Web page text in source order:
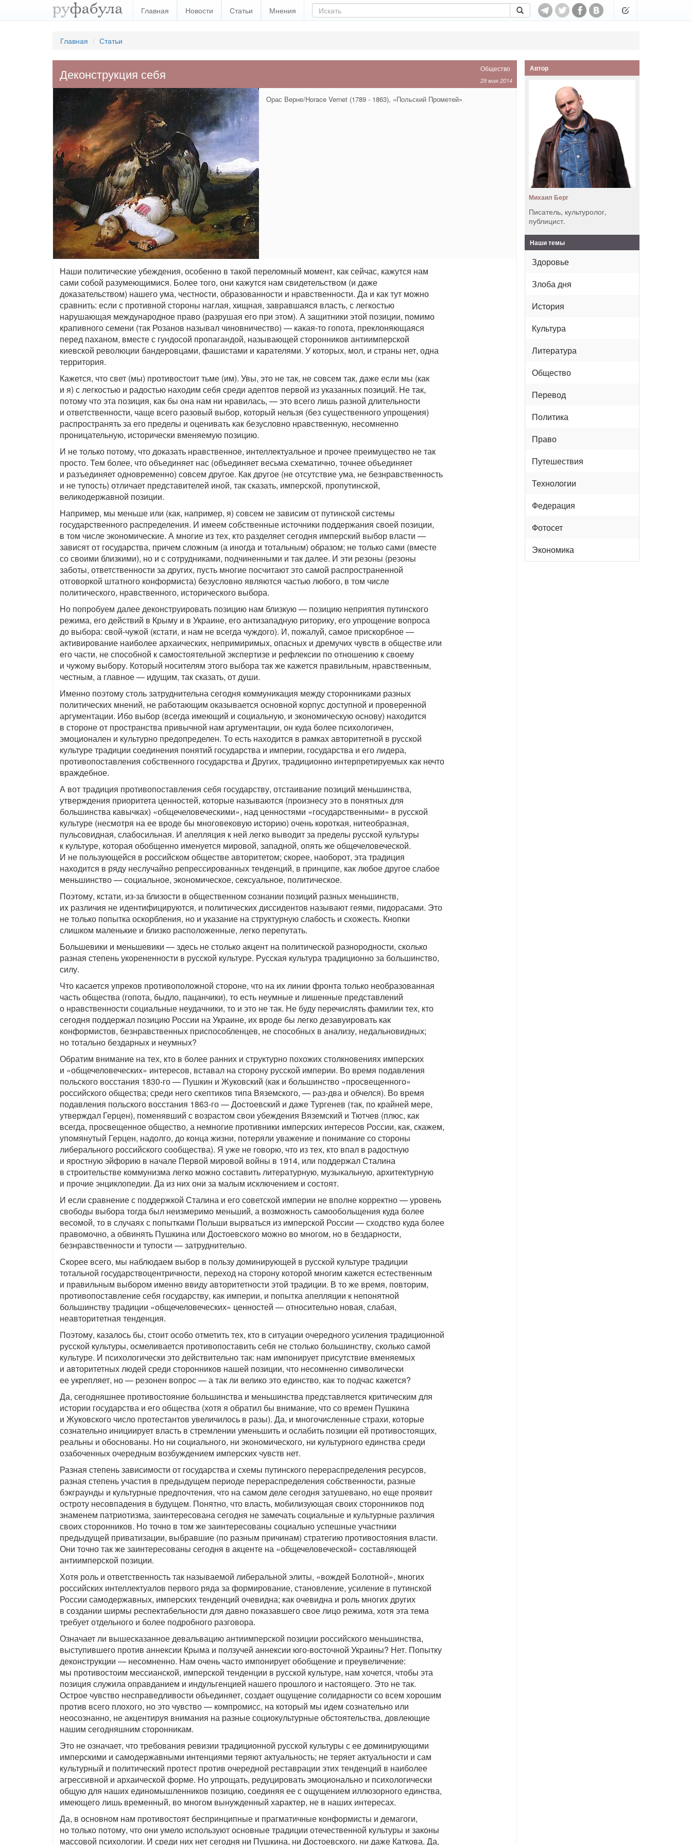
Главная Новости Статьи Мнения
Главная Статьи
Общество
29 мая 2014
Деконструкция себя
Орас Верне/Horace Vernet (1789 - 1863), «Польский Прометей»
Наши политические убеждения, особенно в такой переломный момент, как сейчас, кажутся нам
сами собой разумеющимися. Более того, они кажутся нам свидетельством (и даже
доказательством) нашего ума, честности, образованности и нравственности. Да и как тут можно
сравнить: если с противной стороны наглая, хищная, завравшаяся власть, с легкостью
нарушающая международное право (разрушая его при этом). А защитники этой позиции, помимо
крапивного семени (так Розанов называл чиновничество) — какая-то гопота, преклоняющаяся
перед паханом, вместе с гундосой пропагандой, называющей сторонников антиимперской
киевской революции бандеровцами, фашистами и карателями. У которых, мол, и страны нет, одна
территория.
Кажется, что свет (мы) противостоит тьме (им). Увы, это не так, не совсем так, даже если мы (как
и я) с легкостью и радостью находим себя среди адептов первой из указанных позиций. Не так,
потому что эта позиция, как бы она нам ни нравилась, — это всего лишь разной длительности
и ответственности, чаще всего разовый выбор, который нельзя (без существенного упрощения)
распространять за его пределы и оценивать как безусловно нравственную, несомненно
проницательную, исторически вменяемую позицию.
И не только потому, что доказать нравственное, интеллектуальное и прочее преимущество не так
просто. Тем более, что объединяет нас (объединяет весьма схематично, точнее объединяет
и разъединяет одновременно) совсем другое. Как другое (не отсутствие ума, не безнравственность
и не тупость) отличает представителей иной, так сказать, имперской, пропутинской,
великодержавной позиции.
Например, мы меньше или (как, например, я) совсем не зависим от путинской системы
государственного распределения. И имеем собственные источники поддержания своей позиции,
в том числе экономические. А многие из тех, кто разделяет сегодня имперский выбор власти —
зависят от государства, причем сложным (а иногда и тотальным) образом; не только сами (вместе
со своими близкими), но и с сотрудниками, подчиненными и так далее. И эти резоны (резоны
заботы, ответственности за других, пусть многие посчитают это самой распространенной
отговоркой штатного конформиста) безусловно являются частью любого, в том числе
политического, нравственного, исторического выбора.
Но попробуем далее деконструировать позицию нам близкую — позицию неприятия путинского
режима, его действий в Крыму и в Украине, его антизападную риторику, его упрощение вопроса
до выбора: свой-чужой (кстати, и нам не всегда чуждого). И, пожалуй, самое прискорбное —
активирование наиболее архаических, непримиримых, опасных и дремучих чувств в обществе или
его части, не способной к самостоятельной экспертизе и рефлексии по отношению к своему
и чужому выбору. Который носителям этого выбора так же кажется правильным, нравственным,
честным, а главное — идущим, так сказать, от души.
Именно поэтому столь затруднительна сегодня коммуникация между сторонниками разных
политических мнений, не работающим оказывается основной корпус доступной и проверенной
аргументации. Ибо выбор (всегда имеющий и социальную, и экономическую основу) находится
в стороне от пространства привычной нам аргументации, он куда более психологичен,
эмоционален и культурно предопределен. То есть находится в рамках авторитетной в русской
культуре традиции соединения понятий государства и империи, государства и его лидера,
противопоставления собственного государства и Других, традиционно интерпретируемых как нечто
враждебное.
А вот традиция противопоставления себя государству, отстаивание позиций меньшинства,
утверждения приоритета ценностей, которые называются (произнесу это в понятных для
большинства кавычках) «общечеловеческими», над ценностями «государственными» в русской
культуре (несмотря на ее вроде бы многовековую историю) очень короткая, нитеобразная,
пульсовидная, слабосильная. И апелляция к ней легко выводит за пределы русской культуры
к культуре, которая обобщенно именуется мировой, западной, опять же общечеловеческой.
И не пользующейся в российском обществе авторитетом; скорее, наоборот, эта традиция
находится в ряду неслучайно репрессированных тенденций, в принципе, как любое другое слабое
меньшинство — социальное, экономическое, сексуальное, политическое.
Поэтому, кстати, из-за близости в общественном сознании позиций разных меньшинств,
их различия не идентифицируются, и политических диссидентов называют геями, пидорасами. Это
не только попытка оскорбления, но и указание на структурную слабость и схожесть. Кнопки
слишком маленькие и близко расположенные, легко перепутать.
Большевики и меньшевики — здесь не столько акцент на политической разнородности, сколько
разная степень укорененности в русской культуре. Русская культура традиционно за большинство,
силу.
Что касается упреков противоположной стороне, что на их линии фронта только необразованная
часть общества (гопота, быдло, пацанчики), то есть неумные и лишенные представлений
о нравственности социальные неудачники, то и это не так. Не буду перечислять фамилии тех, кто
сегодня поддержал позицию России на Украине, их вроде бы легко дезавуировать как
конформистов, безнравственных приспособленцев, не способных в анализу, недальновидных;
но тотально бездарных и неумных?
Обратим внимание на тех, кто в более ранних и структурно похожих столкновениях имперских
и «общечеловеческих» интересов, вставал на сторону русской империи. Во время подавления
польского восстания 1830-го — Пушкин и Жуковский (как и большинство «просвещенного»
российского общества; среди него скептиков типа Вяземского, — раз-два и обчелся). Во время
подавления польского восстания 1863-го — Достоевский и даже Тургенев (так, по крайней мере,
утверждал Герцен), поменявший с возрастом свои убеждения Вяземский и Тютчев (плюс, как
всегда, просвещенное общество, а немногие противники имперских интересов России, как, скажем,
упомянутый Герцен, надолго, до конца жизни, потеряли уважение и понимание со стороны
либерального российского сообщества). Я уже не говорю, что из тех, кто впал в радостную
и яростную эйфорию в начале Первой мировой войны в 1914, или поддержал Сталина
в строительстве коммунизма легко можно составить литературную, музыкальную, архитектурную
и прочие энциклопедии. Да из них они за малым исключением и состоят.
И если сравнение с поддержкой Сталина и его советской империи не вполне корректно — уровень
свободы выбора тогда был неизмеримо меньший, а возможность самообольщения куда более
весомой, то в случаях с попытками Польши вырваться из имперской России — сходство куда более
правомочно, а обвинять Пушкина или Достоевского можно во многом, но в бездарности,
безнравственности и тупости — затруднительно.
Скорее всего, мы наблюдаем выбор в пользу доминирующей в русской культуре традиции
тотальной государствоцентричности, переход на сторону которой многим кажется естественным
и правильным выбором именно ввиду авторитетности этой традиции. В то же время, повторим,
противопоставление себя государству, как империи, и попытка апелляции к непонятной
большинству традиции «общечеловеческих» ценностей — относительно новая, слабая,
неавторитетная тенденция.
Поэтому, казалось бы, стоит особо отметить тех, кто в ситуации очередного усиления традиционной
русской культуры, осмеливается противопоставить себя не столько большинству, сколько самой
культуре. И психологически это действительно так: нам импонирует присутствие вменяемых
и авторитетных людей среди сторонников нашей позиции, что несомненно символически
ее укрепляет, но — резонен вопрос — а так ли велико это единство, как то подчас кажется?
Да, сегодняшнее противостояние большинства и меньшинства представляется критическим для
истории государства и его общества (хотя я обратил бы внимание, что со времен Пушкина
и Жуковского число протестантов увеличилось в разы). Да, и многочисленные страхи, которые
сознательно инициирует власть в стремлении уменьшить и ослабить позиции ей противостоящих,
реальны и обоснованы. Но ни социального, ни экономического, ни культурного единства среди
озабоченных очередным возбуждением имперских чувств нет.
Разная степень зависимости от государства и схемы путинского перераспределения ресурсов,
разная степень участия в предыдущем периоде перераспределения собственности, разные
бэкграунды и культурные предпочтения, что на самом деле сегодня затушевано, но еще проявит
остроту несовпадения в будущем. Понятно, что власть, мобилизующая своих сторонников под
знаменем патриотизма, заинтересована сегодня не замечать социальные и культурные различия
своих сторонников. Но точно в том же заинтересованы социально успешные участники
предыдущей приватизации, выбравшие (по разным причинам) стратегию противостояния власти.
Они точно так же заинтересованы сегодня в акценте на «общечеловеческой» составляющей
антиимперской позиции.
Хотя роль и ответственность так называемой либеральной элиты, «вождей Болотной», многих
российских интеллектуалов первого ряда за формирование, становление, усиление в путинской
России самодержавных, имперских тенденций очевидна; как очевидна и роль многих других
в создании ширмы респектабельности для давно показавшего свое лицо режима, хотя эта тема
требует отдельного и более подробного разговора.
Означает ли вышесказанное девальвацию антиимперской позиции российского меньшинства,
выступившего против аннексии Крыма и ползучей аннексии юго-восточной Украины? Нет. Попытку
деконструкции — несомненно. Нам очень часто импонирует обобщение и преувеличение:
мы противостоим мессианской, имперской тенденции в русской культуре, нам хочется, чтобы эта
позиция служила оправданием и индульгенцией нашего прошлого и настоящего. Это не так.
Острое чувство несправедливости объединяет, создает ощущение солидарности со всем хорошим
против всего плохого, но это чувство — компромисс, на который мы идем сознательно или
неосознанно, не акцентируя внимания на разные социокультурные обстоятельства, довлеющие
нашим сегодняшним сторонникам.
Это не означает, что требования ревизии традиционной русской культуры с ее доминирующими
имперскими и самодержавными интенциями теряют актуальность; не теряет актуальности и сам
культурный и политический протест против очередной реставрации этих тенденций в наиболее
агрессивной и архаической форме. Но упрощать, редуцировать эмоционально и психологически
общую для наших единомышленников позицию, соединяя ее с ощущением иллюзорного единства,
имеющего лишь временный, во многом вынужденный характер, не в наших интересах.
Да, в основном нам противостоят беспринципные и прагматичные конформисты и демагоги,
но только потому, что они умело используют основные традиции отечественной культуры и законы
массовой психологии. И среди них нет сегодня ни Пушкина, ни Достоевского, ни даже Каткова. Да,
Автор
Михаил Берг
Писатель, культуролог,
публицист.
Наши темы
Здоровье
Злоба дня
История
Культура
Литература
Общество
Перевод
Политика
Право
Путешествия
Технологии
Федерация
Фотосет
Экономика